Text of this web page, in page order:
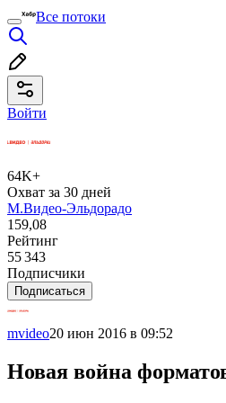
Все потоки
Войти
64K+
Охват за 30 дней
М.Видео-Эльдорадо
159,08
Рейтинг
55 343
Подписчики
Подписаться
mvideo20 июн 2016 в 09:52
Новая война